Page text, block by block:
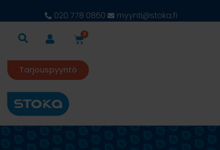
020 778 0860 myynti@stoka.fi
0
Tarjouspyyntö